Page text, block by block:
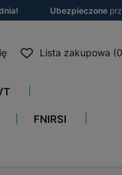
Ubezpieczone
Lista zakupowa
FNIRSI